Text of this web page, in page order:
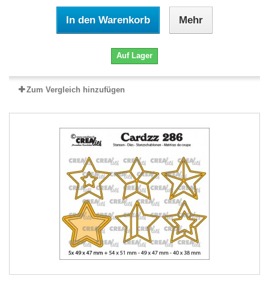
In den Warenkorb Mehr
Auf Lager
Zum Vergleich hinzufügen